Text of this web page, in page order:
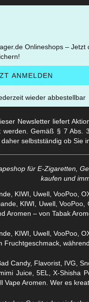
Onlineshops – Jetzt
wieder abbestellbar
Newsletter liefert
werden. Gemäß § 7 Abs.
selbstständig ob Sie
für E-Zigaretten,
kaufen und
KIWI, Uwell,
Aromen – von Tabak
Fruchtgeschmack,
Juice, 5EL, X-Shisha
Vape Aromen. Wer es